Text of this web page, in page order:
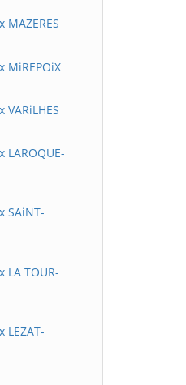
MiREPOiX
SAiNT-
TOUR-